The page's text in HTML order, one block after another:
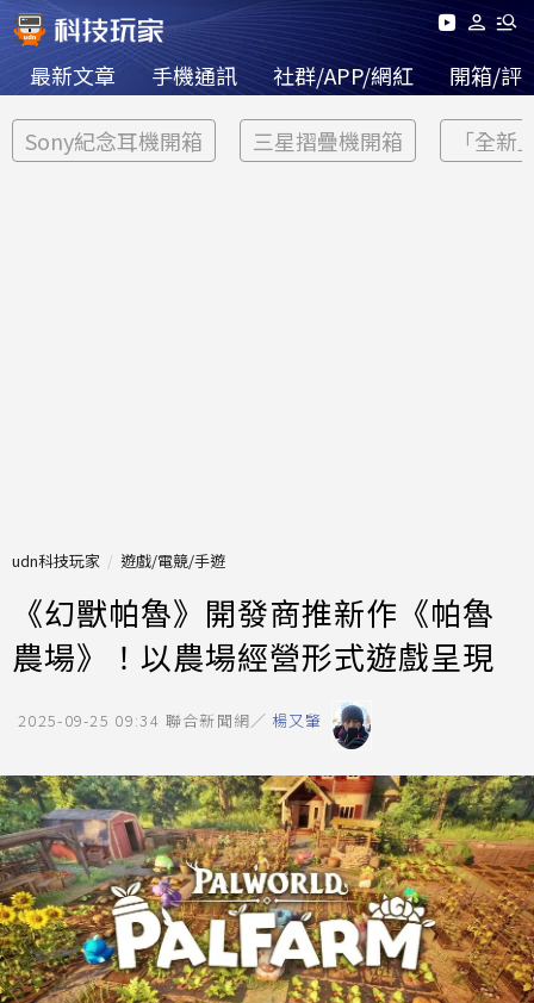
最新文章 手機通訊 社群/APP/網紅 開箱/評
Sony紀念耳機開箱 三星摺疊機開箱 「全新
udn科技玩家 遊戲/電競/手遊
《幻獸帕魯》開發商推新作《帕魯
農場》！以農場經營形式遊戲呈現
2025-09-25 09:34 聯合新聞網／ 楊又肇